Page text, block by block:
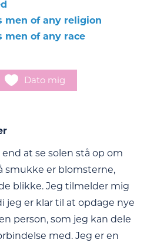
men of any religion
men of any race
Dato mig
at se solen stå op om
smukke er blomsterne,
blikke. Jeg tilmelder mig
jeg er klar til at opdage nye
person, som jeg kan dele
med. Jeg er en